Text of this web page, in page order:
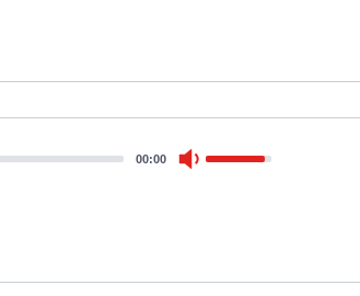
00:00